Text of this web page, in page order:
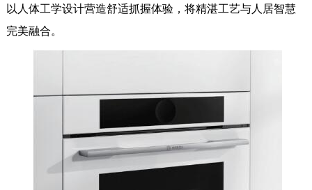
以人体工学设计营造舒适抓握体验，将精湛工艺与人居智慧
完美融合。